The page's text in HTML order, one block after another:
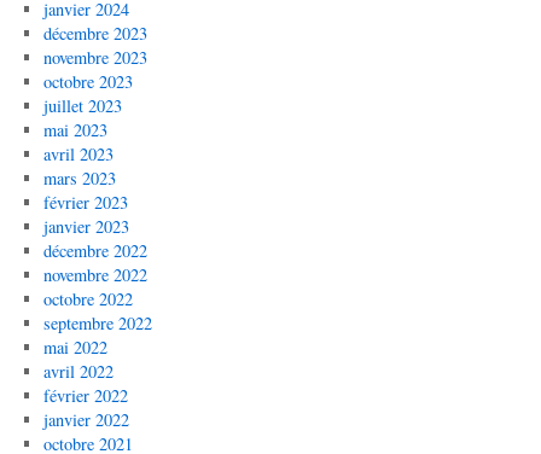
janvier 2024
décembre 2023
novembre 2023
octobre 2023
juillet 2023
mai 2023
avril 2023
mars 2023
février 2023
janvier 2023
décembre 2022
novembre 2022
octobre 2022
septembre 2022
mai 2022
avril 2022
février 2022
janvier 2022
octobre 2021